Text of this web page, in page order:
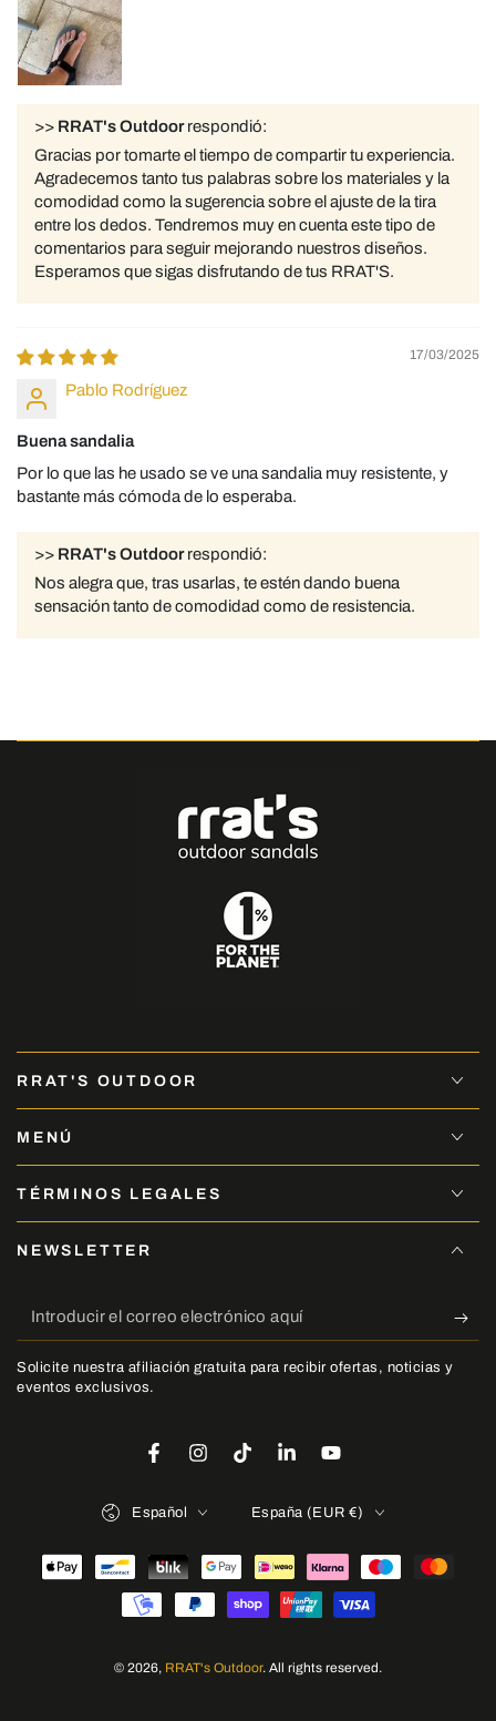
>> RRAT's Outdoorrespondió:
Gracias por tomarte el tiempo de compartir tu experiencia.
Agradecemos tanto tus palabras sobre los materiales y la
comodidad como la sugerencia sobre el ajuste de la tira
entre los dedos. Tendremos muy en cuenta este tipo de
comentarios para seguir mejorando nuestros diseños.
Esperamos que sigas disfrutando de tus RRAT'S.
17/03/2025
Pablo Rodríguez
Buena sandalia
Por lo que las he usado se ve una sandalia muy resistente, y
bastante más cómoda de lo esperaba.
>> RRAT's Outdoorrespondió:
Nos alegra que, tras usarlas, te estén dando buena
sensación tanto de comodidad como de resistencia.
RRAT'S OUTDOOR
MENÚ
TÉRMINOS LEGALES
NEWSLETTER
Introducir
el
correo
Solicite nuestra afiliación gratuita para recibir ofertas, noticias y
eventos exclusivos.
FacebookInstagramTikTokLinkedInYouTube
© 2026, RRAT's Outdoor. All rights reserved.
Español
España (EUR €)
Métodos